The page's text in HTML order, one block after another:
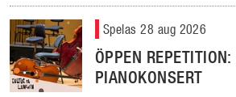
Spelas 28 aug 2026
ÖPPEN
PIANOKONSERT